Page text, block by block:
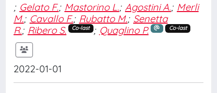
; Gelato F.; Mastorino L.; Agostini A.; Merli
M.; Cavallo F.; Rubatto M.; Senetta
R.; Ribero S. Co-last ; Quaglino P. Co-last
2022-01-01